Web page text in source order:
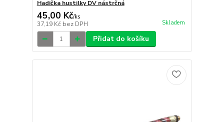
Hadička hustilky DV nástrčná
45,00 Kč/ks
37,19 Kč bez DPH Skladem
Přidat do košíku